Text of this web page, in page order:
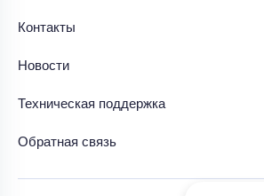
Контакты
Новости
Техническая поддержка
Обратная связь